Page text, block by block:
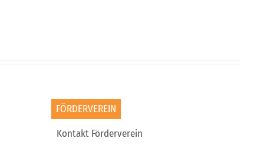
FÖRDERVEREIN
Kontakt Förderverein